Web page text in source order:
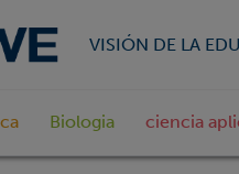
VISIÓN DE LA
Biologia ciencia